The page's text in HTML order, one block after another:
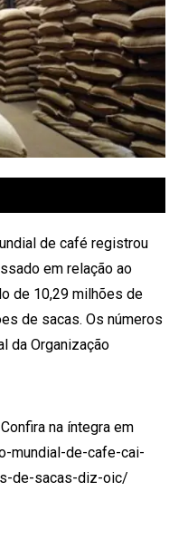
de café registrou
em relação ao
de 10,29 milhões de
de sacas. Os números
da Organização
na íntegra em
mundial-de-cafe-cai-
de-sacas-diz-oic/